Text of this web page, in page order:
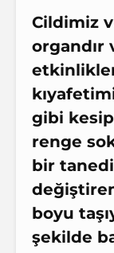
Cildimiz
organdır
gibi
renge
bir
boyu
şekilde